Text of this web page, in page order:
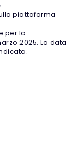
piattaforma
per la
2025. La data